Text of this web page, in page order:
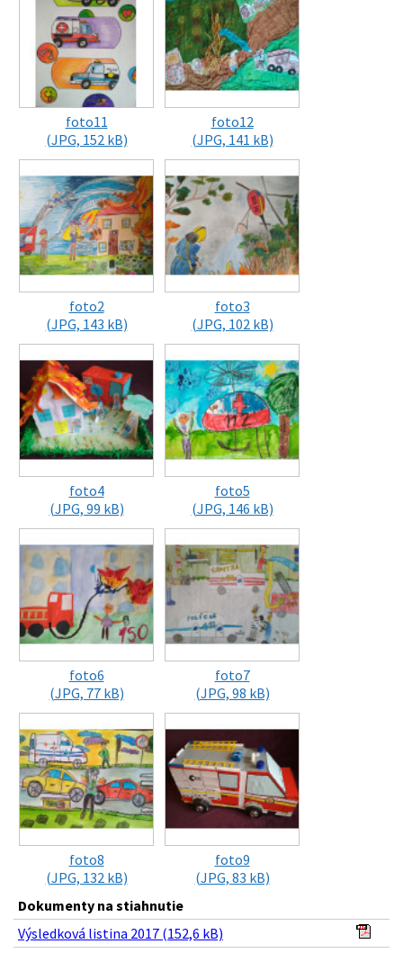
foto11
(JPG, 152 kB)
foto12
(JPG, 141 kB)
foto2
(JPG, 143 kB)
foto3
(JPG, 102 kB)
foto4
(JPG, 99 kB)
foto5
(JPG, 146 kB)
foto6
(JPG, 77 kB)
foto7
(JPG, 98 kB)
foto8
(JPG, 132 kB)
foto9
(JPG, 83 kB)
Dokumenty na stiahnutie
Výsledková listina 2017 (152,6 kB)